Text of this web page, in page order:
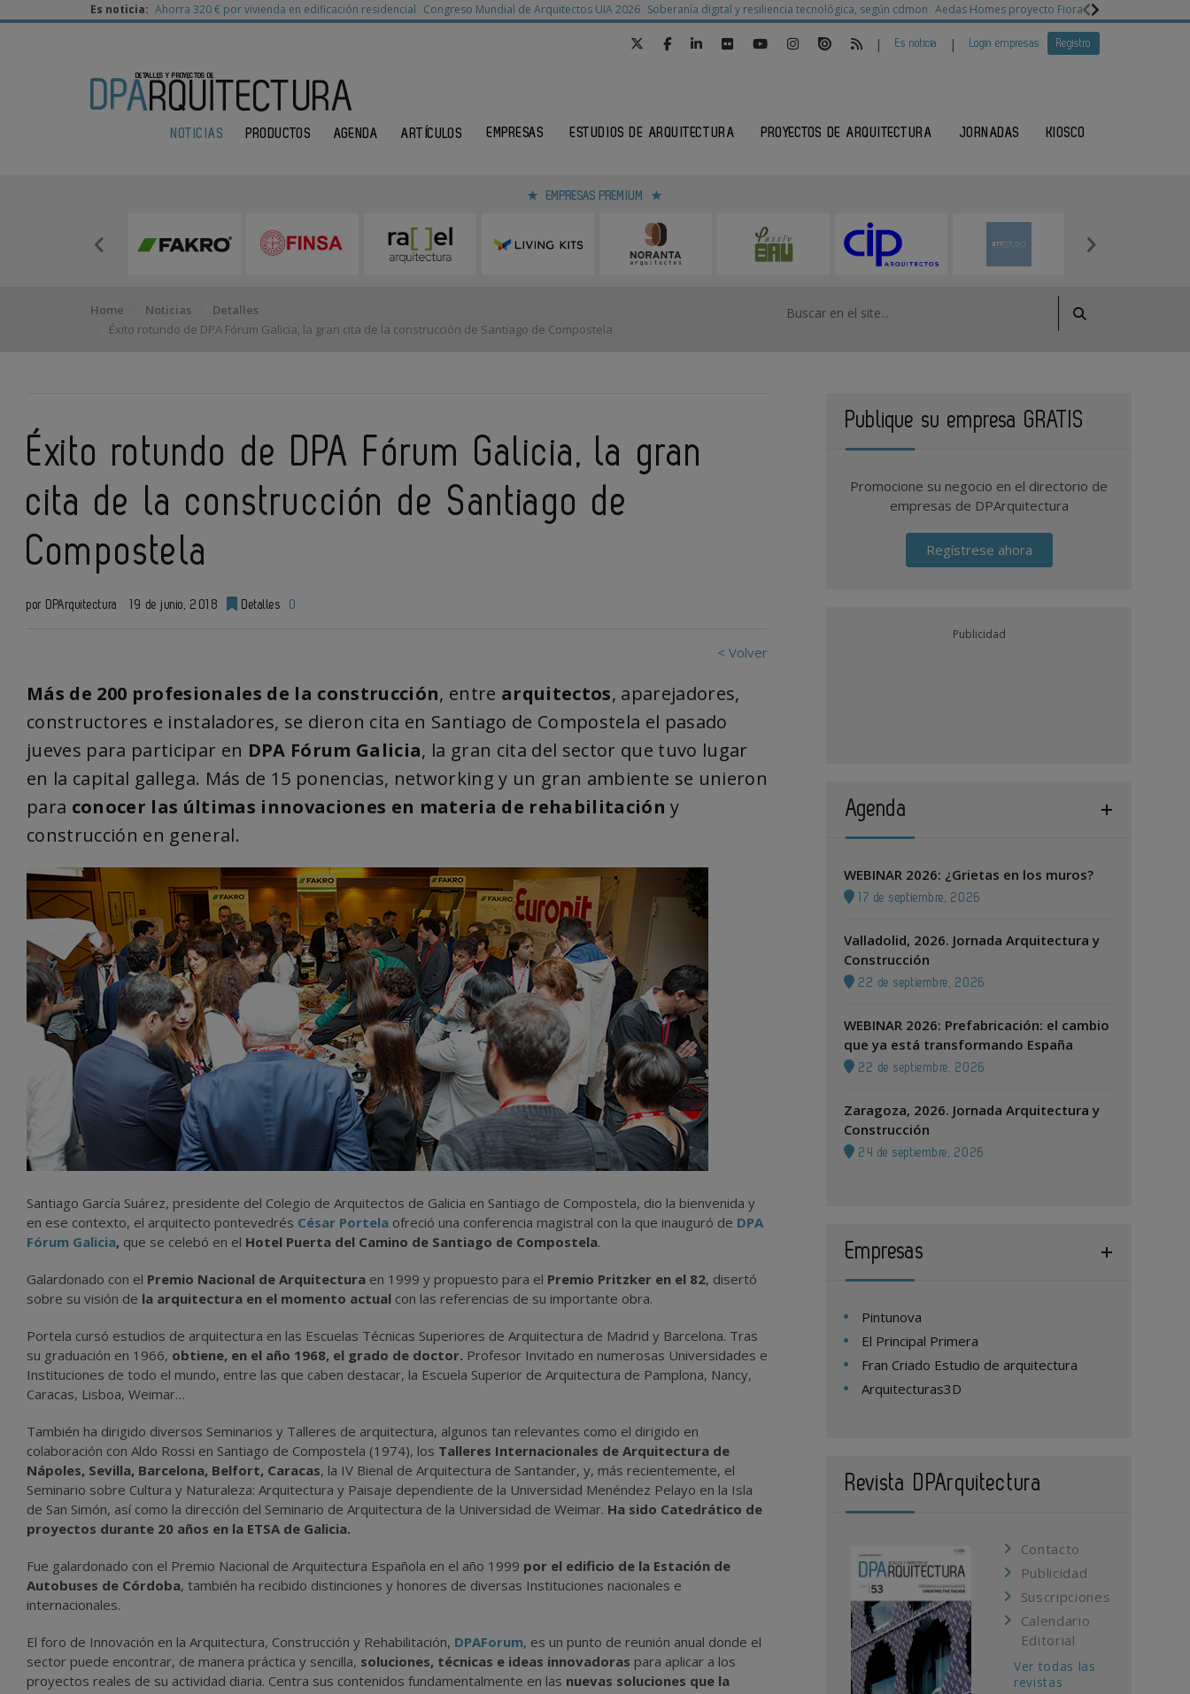
Es noticia: Ahorra 320 € por vivienda en edificación residencial Congreso Mundial de Arquitectos UIA 2026 Soberanía digital y resiliencia tecnológica, según cdmon Aedas Homes proyecto Fiora Ganadores
| Es noticia | Login empresas Registro
NOTICIAS PRODUCTOS AGENDA ARTÍCULOS EMPRESAS ESTUDIOS DE ARQUITECTURA PROYECTOS DE ARQUITECTURA JORNADAS KIOSCO
EMPRESAS PREMIUM
Home Noticias
Detalles
Éxito rotundo de DPA Fórum Galicia, la gran cita de la construcción de Santiago de Compostela
Éxito rotundo de DPA Fórum Galicia, la gran
cita de la construcción de Santiago de
Compostela
por DPArquitectura 19 de junio, 2018 Detalles 0
< Volver
Más de 200 profesionales de la construcción, entre arquitectos, aparejadores,
constructores e instaladores, se dieron cita en Santiago de Compostela el pasado
jueves para participar en DPA Fórum Galicia, la gran cita del sector que tuvo lugar
en la capital gallega. Más de 15 ponencias, networking y un gran ambiente se unieron
para conocer las últimas innovaciones en materia de rehabilitación y
construcción en general.
Santiago García Suárez, presidente del Colegio de Arquitectos de Galicia en Santiago de Compostela, dio la bienvenida y
en ese contexto, el arquitecto pontevedrés César Portela ofreció una conferencia magistral con la que inauguró de DPA
Fórum Galicia, que se celebó en el Hotel Puerta del Camino de Santiago de Compostela.
Galardonado con el Premio Nacional de Arquitectura en 1999 y propuesto para el Premio Pritzker en el 82, disertó
sobre su visión de la arquitectura en el momento actual con las referencias de su importante obra.
Portela cursó estudios de arquitectura en las Escuelas Técnicas Superiores de Arquitectura de Madrid y Barcelona. Tras
su graduación en 1966, obtiene, en el año 1968, el grado de doctor. Profesor Invitado en numerosas Universidades e
Instituciones de todo el mundo, entre las que caben destacar, la Escuela Superior de Arquitectura de Pamplona, Nancy,
Caracas, Lisboa, Weimar…
También ha dirigido diversos Seminarios y Talleres de arquitectura, algunos tan relevantes como el dirigido en
colaboración con Aldo Rossi en Santiago de Compostela (1974), los Talleres Internacionales de Arquitectura de
Nápoles, Sevilla, Barcelona, Belfort, Caracas, la IV Bienal de Arquitectura de Santander, y, más recientemente, el
Seminario sobre Cultura y Naturaleza: Arquitectura y Paisaje dependiente de la Universidad Menéndez Pelayo en la Isla
de San Simón, así como la dirección del Seminario de Arquitectura de la Universidad de Weimar. Ha sido Catedrático de
proyectos durante 20 años en la ETSA de Galicia.
Fue galardonado con el Premio Nacional de Arquitectura Española en el año 1999 por el edificio de la Estación de
Autobuses de Córdoba, también ha recibido distinciones y honores de diversas Instituciones nacionales e
internacionales.
El foro de Innovación en la Arquitectura, Construcción y Rehabilitación, DPAForum, es un punto de reunión anual donde el
sector puede encontrar, de manera práctica y sencilla, soluciones, técnicas e ideas innovadoras para aplicar a los
proyectos reales de su actividad diaria. Centra sus contenidos fundamentalmente en las nuevas soluciones que la
Publique su empresa GRATIS
Promocione su negocio en el directorio de
empresas de DPArquitectura
Regístrese ahora
Publicidad
Agenda
WEBINAR 2026: ¿Grietas en los muros?
17 de septiembre, 2026
Valladolid, 2026. Jornada Arquitectura y
Construcción
22 de septiembre, 2026
WEBINAR 2026: Prefabricación: el cambio
que ya está transformando España
22 de septiembre, 2026
Zaragoza, 2026. Jornada Arquitectura y
Construcción
24 de septiembre, 2026
Empresas
Pintunova
El Principal Primera
Fran Criado Estudio de arquitectura
Arquitecturas3D
Revista DPArquitectura
Contacto
Publicidad
Suscripciones
Calendario
Editorial
Ver todas las
revistas